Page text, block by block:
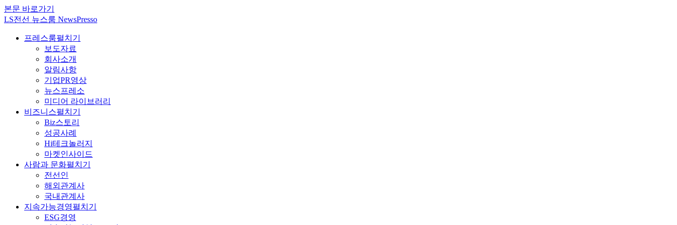
본문 바로가기
LS전선 뉴스룸 NewsPresso
프레스룸펼치기
보도자료
회사소개
알림사항
기업PR영상
뉴스프레소
미디어 라이브러리
비즈니스펼치기
Biz스토리
성공사례
Hi테크놀러지
마켓인사이드
사람과 문화펼치기
전선인
해외관계사
국내관계사
지속가능경영펼치기
ESG경영